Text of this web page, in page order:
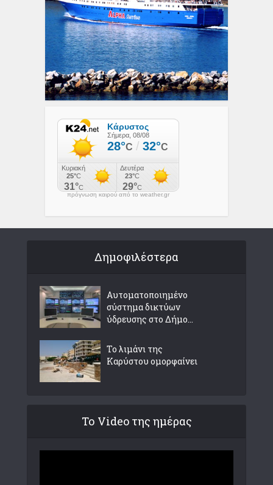
πρόγνωση καιρού από το weather.gr
Δημοφιλέστερα
Αυτοματοποιημένο
σύστημα δικτύων
ύδρευσης στο Δήμο...
Το λιμάνι της
Καρύστου ομορφαίνει
Το Video της ημέρας